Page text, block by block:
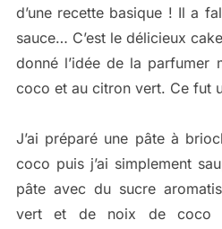
d’une recette basique ! Il a
sauce… C’est le délicieux
donné l’idée de la
coco et au citron vert. Ce fut
J’ai préparé une pâte à
coco puis j’ai simplement
pâte avec du sucre
vert et de noix de coco